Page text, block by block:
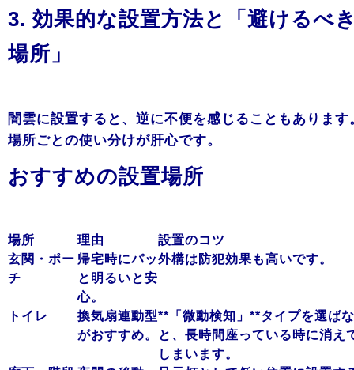
3. 効果的な設置方法と「避けるべ
場所」
闇雲に設置すると、逆に不便を感じることもあります
場所ごとの使い分けが肝心です。
おすすめの設置場所
場所 理由
設置のコツ
玄関・ポー
チ
帰宅時にパッ
と明るいと安
心。
外構は防犯効果も高いです。
トイレ
換気扇連動型
がおすすめ。
**「微動検知」**タイプを選ば
と、長時間座っている時に消え
しまいます。